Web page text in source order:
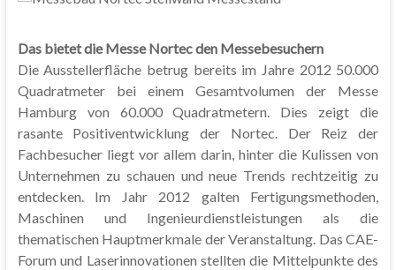
Das bietet die Messe Nortec den Messebesuchern
Die Ausstellerfläche betrug bereits im Jahre 2012 50.000
Quadratmeter bei einem Gesamtvolumen der Messe
Hamburg von 60.000 Quadratmetern. Dies zeigt die
rasante Positiventwicklung der Nortec. Der Reiz der
Fachbesucher liegt vor allem darin, hinter die Kulissen von
Unternehmen zu schauen und neue Trends rechtzeitig zu
entdecken. Im Jahr 2012 galten Fertigungsmethoden,
Maschinen und Ingenieurdienstleistungen als die
thematischen Hauptmerkmale der Veranstaltung. Das CAE-
Forum und Laserinnovationen stellten die Mittelpunkte des